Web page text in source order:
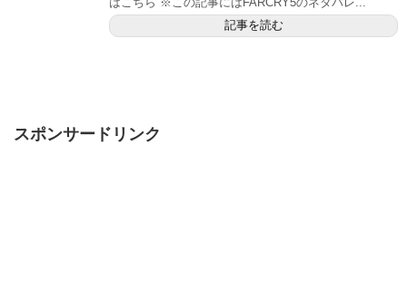
記事を読む
スポンサードリンク